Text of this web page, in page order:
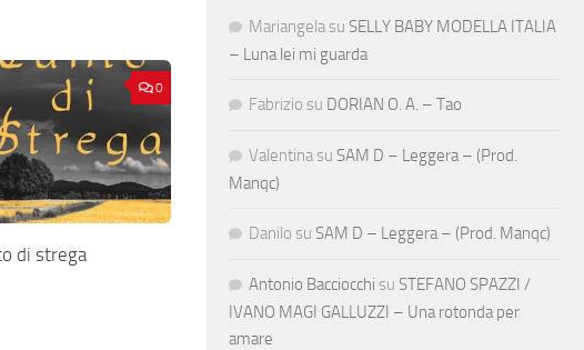
0
di strega
Mariangela su SELLY BABY MODELLA ITALIA
– Luna lei mi guarda
Fabrizio su DORIAN O. A. – Tao
Valentina su SAM D – Leggera – (Prod.
Manqc)
Danilo su SAM D – Leggera – (Prod. Manqc)
Antonio Bacciocchi su STEFANO SPAZZI /
IVANO MAGI GALLUZZI – Una rotonda per
amare